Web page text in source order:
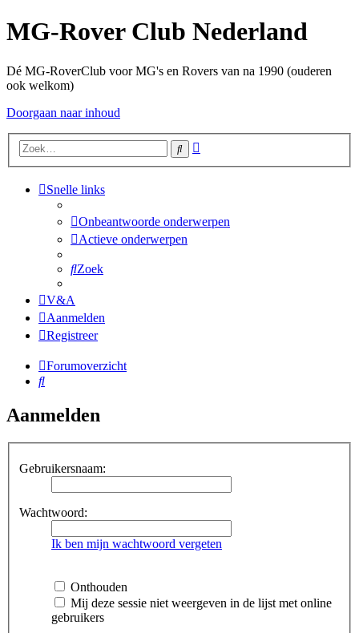
MG-Rover Club Nederland
Dé MG-RoverClub voor MG's en Rovers van na 1990 (ouderen
ook welkom)
Doorgaan naar inhoud
Zoek
Snelle links
Onbeantwoorde onderwerpen
Actieve onderwerpen
Zoek
V&A
Aanmelden
Registreer
Forumoverzicht
Zoek
Aanmelden
Gebruikersnaam:
Wachtwoord:
Ik ben mijn wachtwoord vergeten
Onthouden
Mij deze sessie niet weergeven in de lijst met online
gebruikers